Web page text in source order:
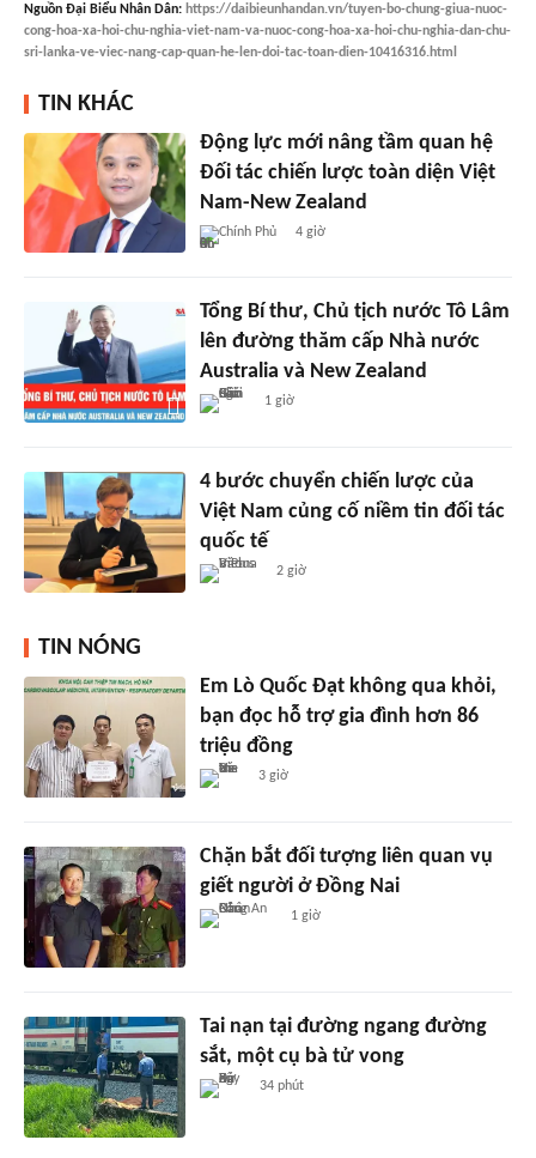
Nguồn Đại Biểu Nhân Dân: https://daibieunhandan.vn/tuyen-bo-chung-giua-nuoc-
cong-hoa-xa-hoi-chu-nghia-viet-nam-va-nuoc-cong-hoa-xa-hoi-chu-nghia-dan-chu-
sri-lanka-ve-viec-nang-cap-quan-he-len-doi-tac-toan-dien-10416316.html
TIN KHÁC
Động lực mới nâng tầm quan hệ
Đối tác chiến lược toàn diện Việt
Nam-New Zealand
Chính Phủ 4 giờ
Tổng Bí thư, Chủ tịch nước Tô Lâm
lên đường thăm cấp Nhà nước
Australia và New Zealand
1 giờ
4 bước chuyển chiến lược của
Việt Nam củng cố niềm tin đối tác
quốc tế
2 giờ
TIN NÓNG
Em Lò Quốc Đạt không qua khỏi,
bạn đọc hỗ trợ gia đình hơn 86
triệu đồng
3 giờ
Chặn bắt đối tượng liên quan vụ
giết người ở Đồng Nai
1 giờ
Tai nạn tại đường ngang đường
sắt, một cụ bà tử vong
34 phút